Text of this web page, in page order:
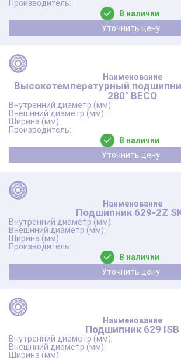
В наличии
Уточнить цену
Высокотемпературный
280° BECO
В наличии
Уточнить цену
Подшипник 629-2Z
В наличии
Уточнить цену
Подшипник 629 ISB